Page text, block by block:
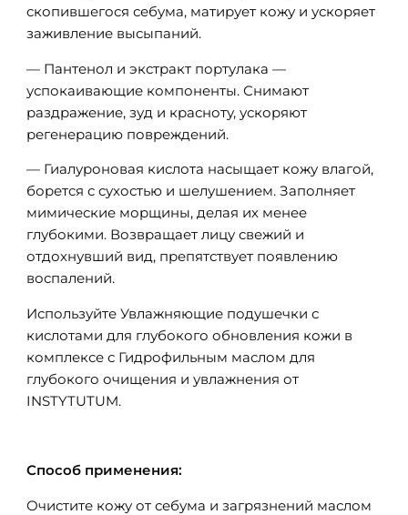
скопившегося себума, матирует кожу и ускоряет
заживление высыпаний.
— Пантенол и экстракт портулака —
успокаивающие компоненты. Снимают
раздражение, зуд и красноту, ускоряют
регенерацию повреждений.
— Гиалуроновая кислота насыщает кожу влагой,
борется с сухостью и шелушением. Заполняет
мимические морщины, делая их менее
глубокими. Возвращает лицу свежий и
отдохнувший вид, препятствует появлению
воспалений.
Используйте Увлажняющие подушечки с
кислотами для глубокого обновления кожи в
комплексе с Гидрофильным маслом для
глубокого очищения и увлажнения от
INSTYTUTUM.
Способ применения:
Очистите кожу от себума и загрязнений маслом